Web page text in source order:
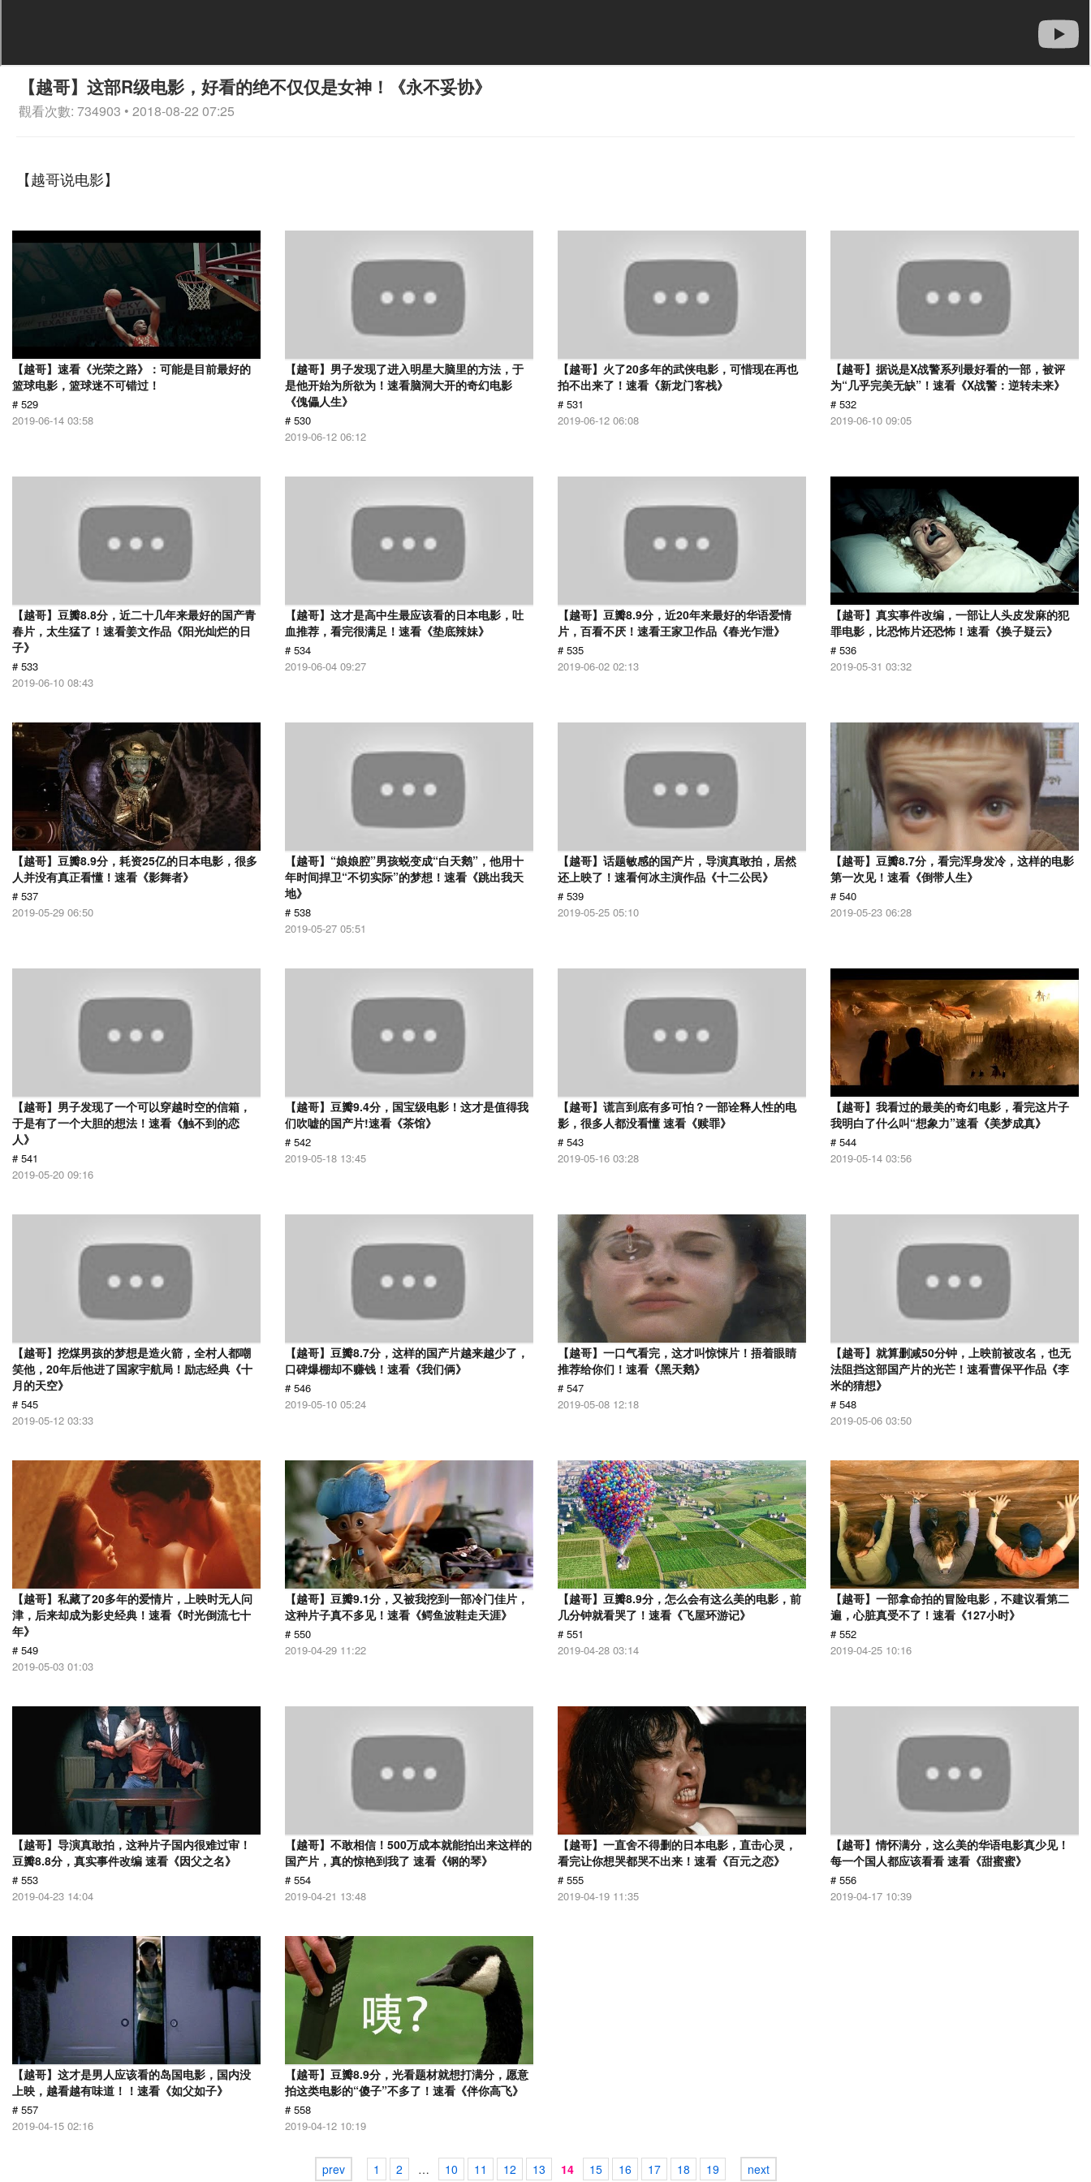
【越哥】这部R级电影，好看的绝不仅仅是女神！《永不妥协》
觀看次數: 734903 • 2018-08-22 07:25
【越哥说电影】
【越哥】速看《光荣之路》：可能是目前最好的
篮球电影，篮球迷不可错过！
# 529
2019-06-14 03:58
【越哥】男子发现了进入明星大脑里的方法，于
是他开始为所欲为！速看脑洞大开的奇幻电影
《傀儡人生》
# 530
2019-06-12 06:12
【越哥】火了20多年的武侠电影，可惜现在再也
拍不出来了！速看《新龙门客栈》
# 531
2019-06-12 06:08
【越哥】据说是X战警系列最好看的一部，被评
为“几乎完美无缺”！速看《X战警：逆转未来》
# 532
2019-06-10 09:05
【越哥】豆瓣8.8分，近二十几年来最好的国产青
春片，太生猛了！速看姜文作品《阳光灿烂的日
子》
# 533
2019-06-10 08:43
【越哥】这才是高中生最应该看的日本电影，吐
血推荐，看完很满足！速看《垫底辣妹》
# 534
2019-06-04 09:27
【越哥】豆瓣8.9分，近20年来最好的华语爱情
片，百看不厌！速看王家卫作品《春光乍泄》
# 535
2019-06-02 02:13
【越哥】真实事件改编，一部让人头皮发麻的犯
罪电影，比恐怖片还恐怖！速看《换子疑云》
# 536
2019-05-31 03:32
【越哥】豆瓣8.9分，耗资25亿的日本电影，很多
人并没有真正看懂！速看《影舞者》
# 537
2019-05-29 06:50
【越哥】“娘娘腔”男孩蜕变成“白天鹅”，他用十
年时间捍卫“不切实际”的梦想！速看《跳出我天
地》
# 538
2019-05-27 05:51
【越哥】话题敏感的国产片，导演真敢拍，居然
还上映了！速看何冰主演作品《十二公民》
# 539
2019-05-25 05:10
【越哥】豆瓣8.7分，看完浑身发冷，这样的电影
第一次见！速看《倒带人生》
# 540
2019-05-23 06:28
【越哥】男子发现了一个可以穿越时空的信箱，
于是有了一个大胆的想法！速看《触不到的恋
人》
# 541
2019-05-20 09:16
【越哥】豆瓣9.4分，国宝级电影！这才是值得我
们吹嘘的国产片!速看《茶馆》
# 542
2019-05-18 13:45
【越哥】谎言到底有多可怕？一部诠释人性的电
影，很多人都没看懂 速看《赎罪》
# 543
2019-05-16 03:28
【越哥】我看过的最美的奇幻电影，看完这片子
我明白了什么叫“想象力”速看《美梦成真》
# 544
2019-05-14 03:56
【越哥】挖煤男孩的梦想是造火箭，全村人都嘲
笑他，20年后他进了国家宇航局！励志经典《十
月的天空》
# 545
2019-05-12 03:33
【越哥】豆瓣8.7分，这样的国产片越来越少了，
口碑爆棚却不赚钱！速看《我们俩》
# 546
2019-05-10 05:24
【越哥】一口气看完，这才叫惊悚片！捂着眼睛
推荐给你们！速看《黑天鹅》
# 547
2019-05-08 12:18
【越哥】就算删减50分钟，上映前被改名，也无
法阻挡这部国产片的光芒！速看曹保平作品《李
米的猜想》
# 548
2019-05-06 03:50
【越哥】私藏了20多年的爱情片，上映时无人问
津，后来却成为影史经典！速看《时光倒流七十
年》
# 549
2019-05-03 01:03
【越哥】豆瓣9.1分，又被我挖到一部冷门佳片，
这种片子真不多见！速看《鳄鱼波鞋走天涯》
# 550
2019-04-29 11:22
【越哥】豆瓣8.9分，怎么会有这么美的电影，前
几分钟就看哭了！速看《飞屋环游记》
# 551
2019-04-28 03:14
【越哥】一部拿命拍的冒险电影，不建议看第二
遍，心脏真受不了！速看《127小时》
# 552
2019-04-25 10:16
【越哥】导演真敢拍，这种片子国内很难过审！
豆瓣8.8分，真实事件改编 速看《因父之名》
# 553
2019-04-23 14:04
【越哥】不敢相信！500万成本就能拍出来这样的
国产片，真的惊艳到我了 速看《钢的琴》
# 554
2019-04-21 13:48
【越哥】一直舍不得删的日本电影，直击心灵，
看完让你想哭都哭不出来！速看《百元之恋》
# 555
2019-04-19 11:35
【越哥】情怀满分，这么美的华语电影真少见！
每一个国人都应该看看 速看《甜蜜蜜》
# 556
2019-04-17 10:39
【越哥】这才是男人应该看的岛国电影，国内没
上映，越看越有味道！！速看《如父如子》
# 557
2019-04-15 02:16
【越哥】豆瓣8.9分，光看题材就想打满分，愿意
拍这类电影的“傻子”不多了！速看《伴你高飞》
# 558
2019-04-12 10:19
prev 1 2 … 10 11 12 13 14 15 16 17 18 19 next